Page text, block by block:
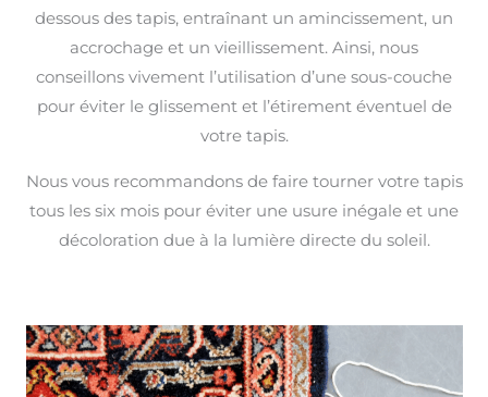
dessous des tapis, entraînant un amincissement, un
accrochage et un vieillissement. Ainsi, nous
conseillons vivement l’utilisation d’une sous-couche
pour éviter le glissement et l’étirement éventuel de
votre tapis.
Nous vous recommandons de faire tourner votre tapis
tous les six mois pour éviter une usure inégale et une
décoloration due à la lumière directe du soleil.